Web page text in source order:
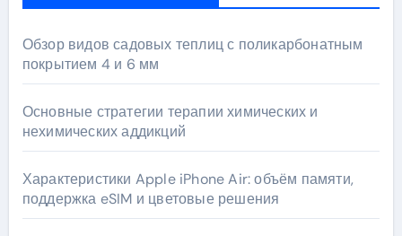
Обзор видов садовых теплиц с поликарбонатным
покрытием 4 и 6 мм
Основные стратегии терапии химических и
нехимических аддикций
Характеристики Apple iPhone Air: объём памяти,
поддержка eSIM и цветовые решения